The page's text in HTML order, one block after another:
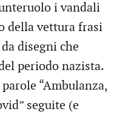
i vandali
della vettura frasi
disegni che
periodo nazista.
“Ambulanza,
seguite (e